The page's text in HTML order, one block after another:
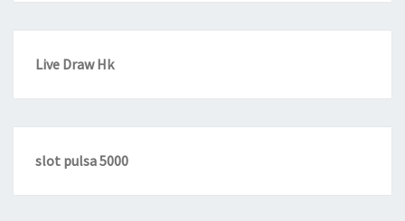
Live Draw Hk
slot pulsa 5000